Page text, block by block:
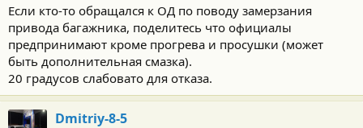
Если кто-то обращался к ОД по поводу замерзания
привода багажника, поделитесь что официалы
предпринимают кроме прогрева и просушки (может
быть дополнительная смазка).
20 градусов слабовато для отказа.
Dmitriy-8-5